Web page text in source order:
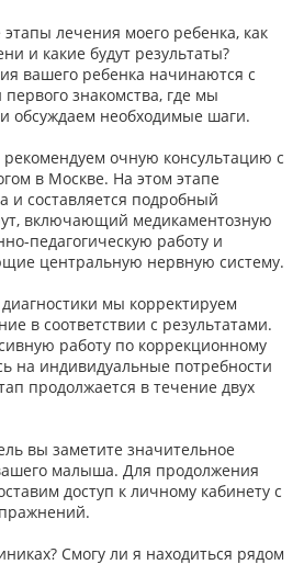
лечения моего ребенка, как
и какие будут результаты?
вашего ребенка начинаются с
знакомства, где мы
обсуждаем необходимые шаги.
очную консультацию с
в Москве. На этом этапе
и составляется подробный
включающий медикаментозную
педагогическую работу и
центральную нервную систему.
мы корректируем
в соответствии с результатами.
работу по коррекционному
на индивидуальные потребности
продолжается в течение двух
вы заметите значительное
малыша. Для продолжения
доступ к личному кабинету с
Смогу ли я находиться рядом